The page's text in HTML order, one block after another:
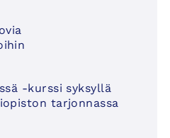
-kurssi syksyllä
tarjonnassa